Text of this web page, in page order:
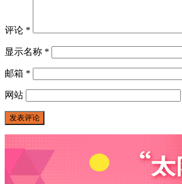
评论 *
显示名称 *
邮箱 *
网站